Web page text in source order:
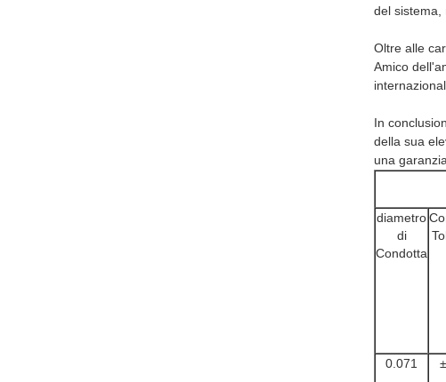
del sistema,
Oltre alle
Amico
In
della sua
una
diametro
di
Condotta
0.071